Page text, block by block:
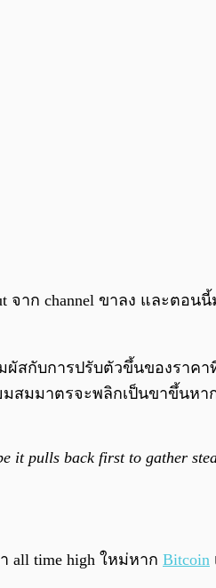
จาก channel ขาลง และตอ
มผัสกับการปรับตัวขึ้นของรา
มสมมาตรจะพลิกเป็นขาขึ้นห
it pulls back first to gather
time high ใหม่หาก Bitcoin